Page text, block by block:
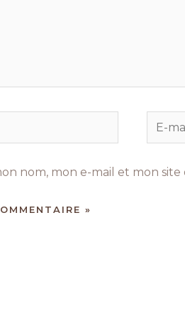
E-
mail*
nom, mon e-mail et mon